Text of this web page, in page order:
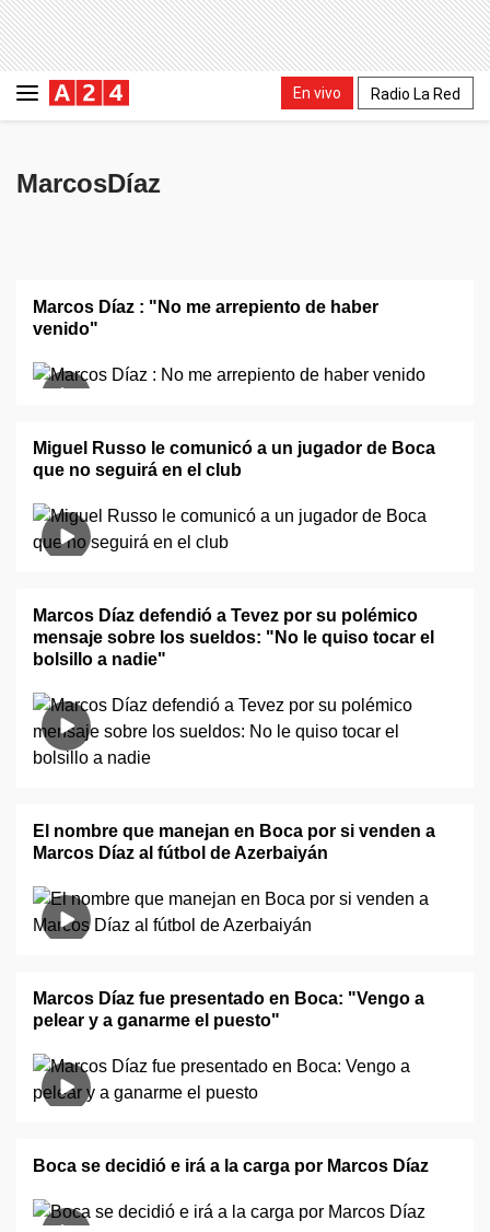
En vivo Radio La Red
MarcosDíaz
Marcos Díaz : "No me arrepiento de haber
venido"
Miguel Russo le comunicó a un jugador de Boca
que no seguirá en el club
Marcos Díaz defendió a Tevez por su polémico
mensaje sobre los sueldos: "No le quiso tocar el
bolsillo a nadie"
El nombre que manejan en Boca por si venden a
Marcos Díaz al fútbol de Azerbaiyán
Marcos Díaz fue presentado en Boca: "Vengo a
pelear y a ganarme el puesto"
Boca se decidió e irá a la carga por Marcos Díaz